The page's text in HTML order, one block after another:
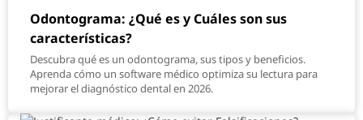
Odontograma: ¿Qué es y Cuáles son sus
características?
Descubra qué es un odontograma, sus tipos y beneficios.
Aprenda cómo un software médico optimiza su lectura para
mejorar el diagnóstico dental en 2026.